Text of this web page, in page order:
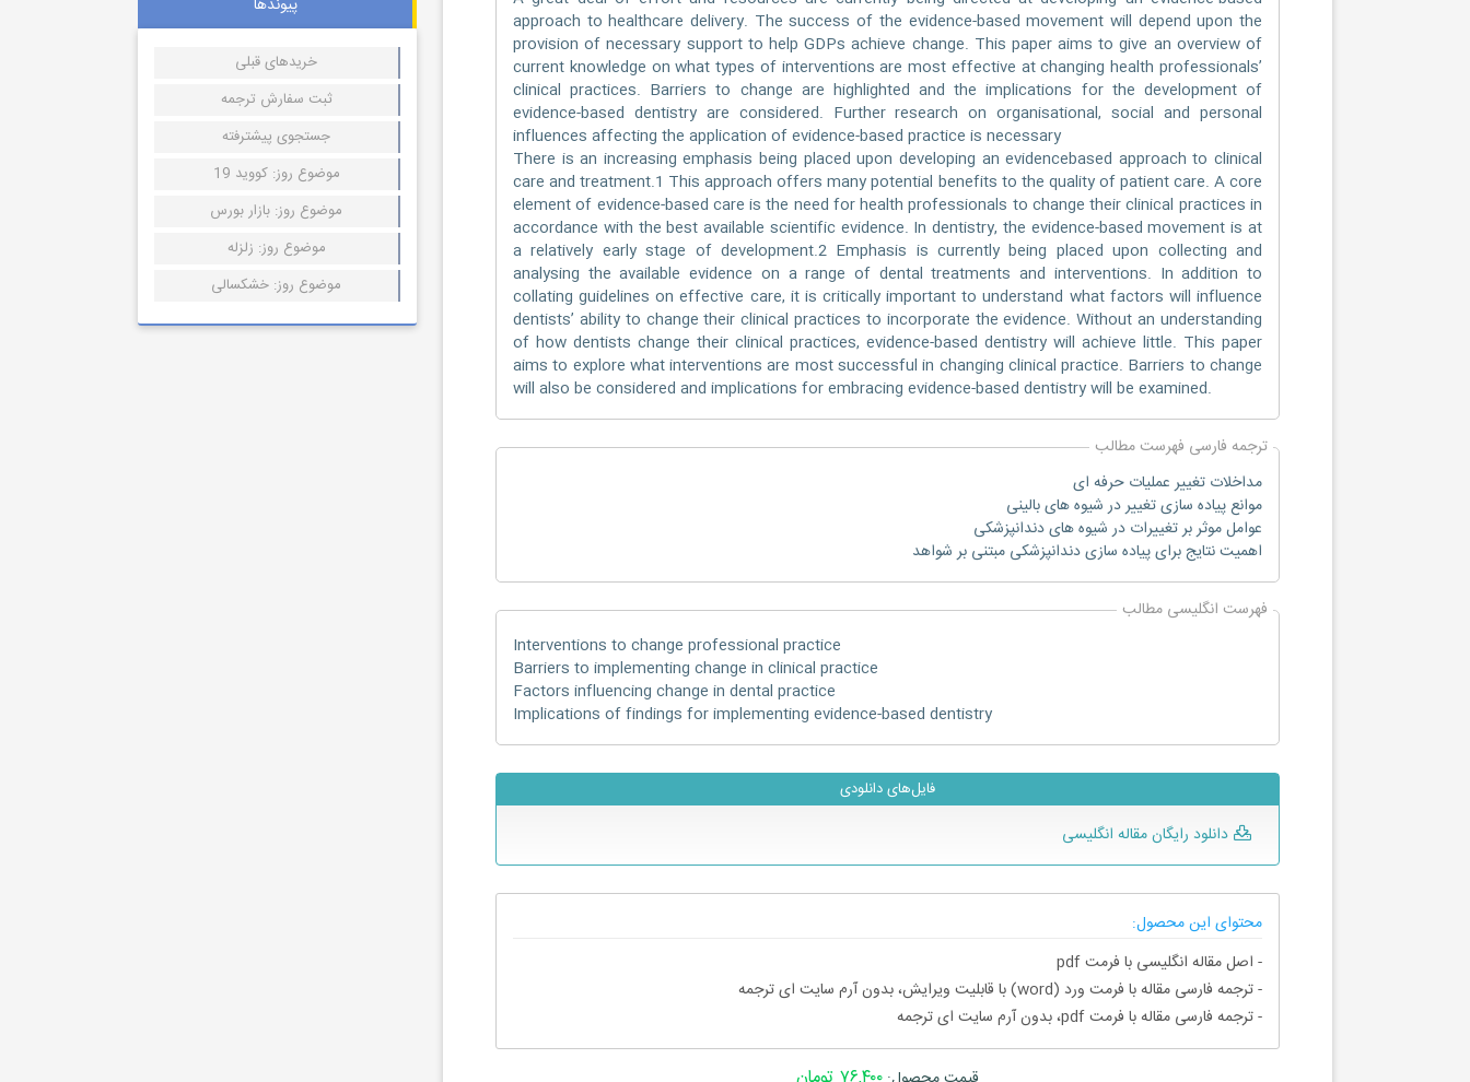
approach to healthcare delivery. The success of the evidence-based movement will depend upon the
provision of necessary support to help GDPs achieve change. This paper aims to give an overview of
current knowledge on what types of interventions are most effective at changing health professionals’
clinical practices. Barriers to change are highlighted and the implications for the development of
evidence-based dentistry are considered. Further research on organisational, social and personal
influences affecting the application of evidence-based practice is necessary
There is an increasing emphasis being placed upon developing an evidencebased approach to clinical
care and treatment.1 This approach offers many potential benefits to the quality of patient care. A core
element of evidence-based care is the need for health professionals to change their clinical practices in
accordance with the best available scientific evidence. In dentistry, the evidence-based movement is at
a relatively early stage of development.2 Emphasis is currently being placed upon collecting and
analysing the available evidence on a range of dental treatments and interventions. In addition to
collating guidelines on effective care, it is critically important to understand what factors will influence
dentists’ ability to change their clinical practices to incorporate the evidence. Without an understanding
of how dentists change their clinical practices, evidence-based dentistry will achieve little. This paper
aims to explore what interventions are most successful in changing clinical practice. Barriers to change
will also be considered and implications for embracing evidence-based dentistry will be examined.
ترجمه فارسی فهرست مطالب
مداخلات تغییر عملیات حرفه ای
موانع پیاده سازی تغییر در شیوه های بالینی
عوامل موثر بر تغییرات در شیوه های دندانپزشکی
اهمیت نتایج برای پیاده سازی دندانپزشکی مبتنی بر شواهد
فهرست انگلیسی مطالب
Interventions to change professional practice
Barriers to implementing change in clinical practice
Factors influencing change in dental practice
Implications of findings for implementing evidence-based dentistry
فایل‌های دانلودی
دانلود رایگان مقاله انگلیسی
محتوای این محصول:
- اصل مقاله انگلیسی با فرمت pdf
- ترجمه فارسی مقاله با فرمت ورد (word) با قابلیت ویرایش، بدون آرم سایت ای ترجمه
- ترجمه فارسی مقاله با فرمت pdf، بدون آرم سایت ای ترجمه
پیوندها
خریدهای قبلی
ثبت سفارش ترجمه
جستجوی پیشترفته
موضوع روز: کووید 19
موضوع روز: بازار بورس
موضوع روز: زلزله
موضوع روز: خشکسالی